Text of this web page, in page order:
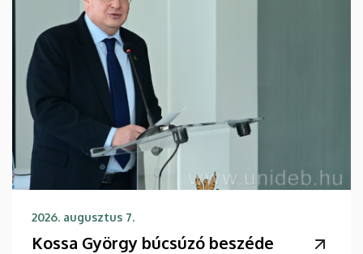
2026. augusztus 7.
Kossa György búcsúzó beszéde